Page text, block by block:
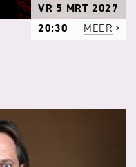
VR 5 MRT 2027
20:30
MEER